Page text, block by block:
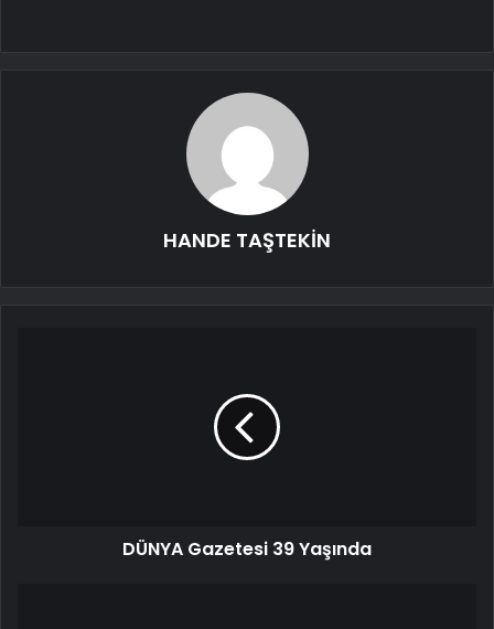
HANDE TAŞTEKİN
DÜNYA Gazetesi 39 Yaşında